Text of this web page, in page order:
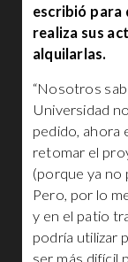
escribió para
realiza sus
alquilarlas.
“Nosotros
Universidad
pedido, ahora
retomar el
(porque ya no
Pero, por lo
y en el patio
podría utilizar
ser más difícil